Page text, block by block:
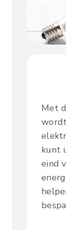
Met
kunt
eind